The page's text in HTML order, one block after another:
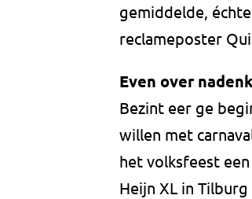
gemiddelde,
reclameposter
Even over
Bezint eer ge
willen met
het volksfeest
Heijn XL in